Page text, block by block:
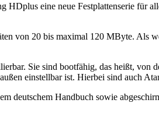
eine neue Festplattenserie für
von 20 bis maximal 120 MByte.
Sie sind bootfähig, das heißt,
einstellbar ist. Hierbei sind auch
deutschem Handbuch sowie